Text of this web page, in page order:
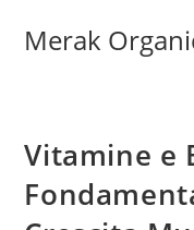
Merak
Vitamine e